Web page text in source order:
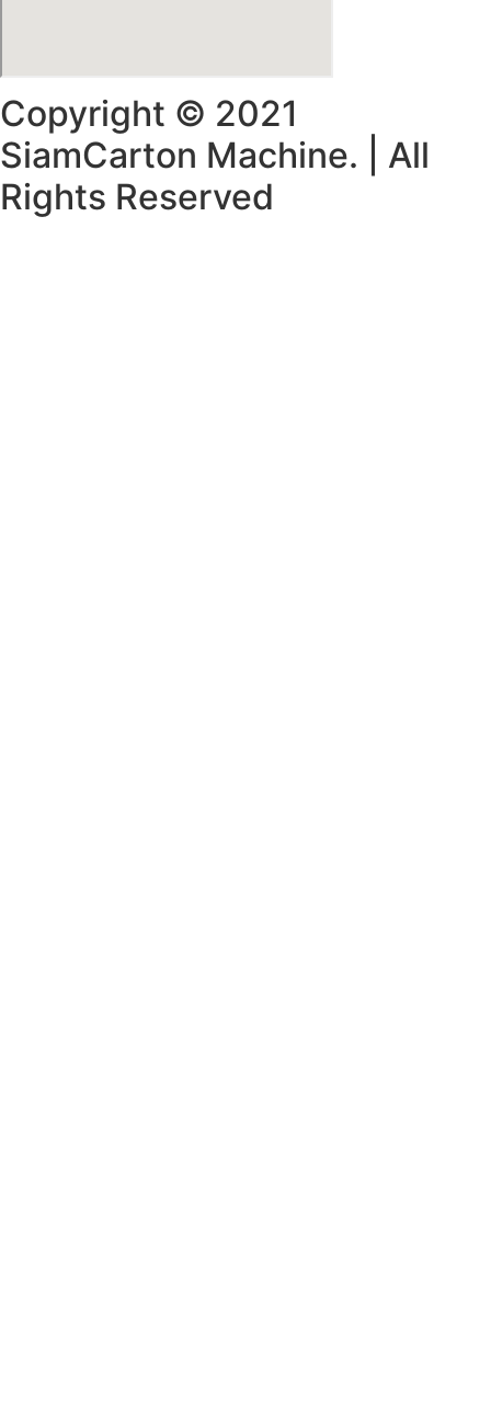
Copyright © 2021
SiamCarton Machine. | All
Rights Reserved